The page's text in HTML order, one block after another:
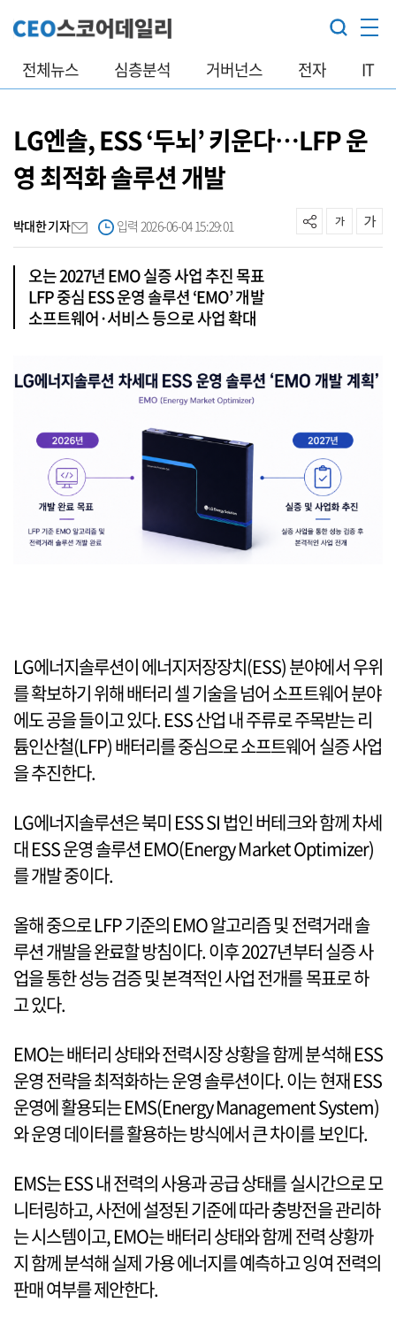
전체뉴스 심층분석 거버넌스 전자 IT
LG엔솔, ESS ‘두뇌’ 키운다…LFP 운
영 최적화 솔루션 개발
박대한 기자 입력 2026-06-04 15:29:01
오는 2027년 EMO 실증 사업 추진 목표
LFP 중심 ESS 운영 솔루션 ‘EMO’ 개발
소프트웨어·서비스 등으로 사업 확대
LG에너지솔루션이 에너지저장장치(ESS) 분야에서 우위
를 확보하기 위해 배터리 셀 기술을 넘어 소프트웨어 분야
에도 공을 들이고 있다. ESS 산업 내 주류로 주목받는 리
튬인산철(LFP) 배터리를 중심으로 소프트웨어 실증 사업
을 추진한다.
LG에너지솔루션은 북미 ESS SI 법인 버테크와 함께 차세
대 ESS 운영 솔루션 EMO(Energy Market Optimizer)
를 개발 중이다.
올해 중으로 LFP 기준의 EMO 알고리즘 및 전력거래 솔
루션 개발을 완료할 방침이다. 이후 2027년부터 실증 사
업을 통한 성능 검증 및 본격적인 사업 전개를 목표로 하
고 있다.
EMO는 배터리 상태와 전력시장 상황을 함께 분석해 ESS
운영 전략을 최적화하는 운영 솔루션이다. 이는 현재 ESS
운영에 활용되는 EMS(Energy Management System)
와 운영 데이터를 활용하는 방식에서 큰 차이를 보인다.
EMS는 ESS 내 전력의 사용과 공급 상태를 실시간으로 모
니터링하고, 사전에 설정된 기준에 따라 충방전을 관리하
는 시스템이고, EMO는 배터리 상태와 함께 전력 상황까
지 함께 분석해 실제 가용 에너지를 예측하고 잉여 전력의
판매 여부를 제안한다.